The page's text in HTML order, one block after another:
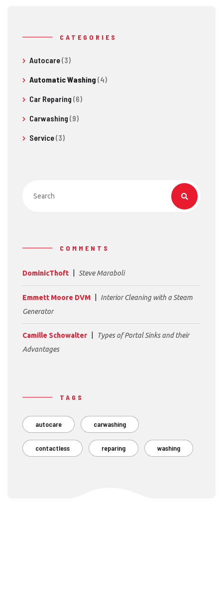
CATEGORIES
Autocare(3)
Automatic Washing (4)
Car Reparing (6)
Carwashing (9)
Service(3)
COMMENTS
DominicThoft Steve Maraboli
Emmett Moore DVM
Interior Cleaning with a Steam
Generator
Camille Schowalter
Types of Portal Sinks and their
Advantages
TAGS
autocare carwashing
contactless reparing washing